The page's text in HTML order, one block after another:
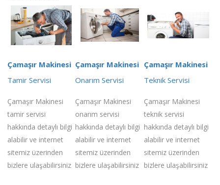
Çamaşır Makinesi
Tamir Servisi
Çamaşır Makinesi
tamir servisi
hakkında detaylı bilgi
alabilir ve internet
sitemiz üzerinden
bizlere ulaşabilirsiniz
Çamaşır Makinesi
Onarım Servisi
Çamaşır Makinesi
onarım servisi
hakkında detaylı bilgi
alabilir ve internet
sitemiz üzerinden
bizlere ulaşabilirsiniz
Çamaşır Makinesi
Teknik Servisi
Çamaşır Makinesi
teknik servisi
hakkında detaylı bilgi
alabilir ve internet
sitemiz üzerinden
bizlere ulaşabilirsiniz